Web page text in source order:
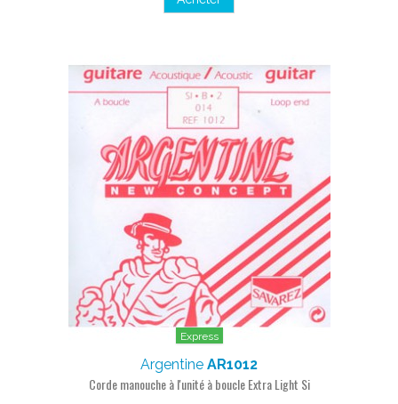
Express
Argentine AR1012
Corde manouche à l'unité à boucle Extra Light Si